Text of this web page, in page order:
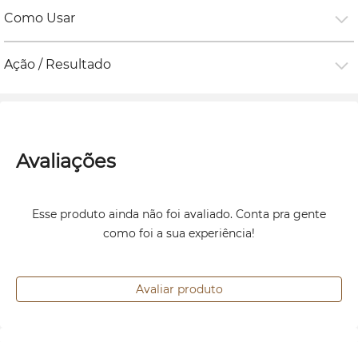
Como Usar
Ação / Resultado
Avaliações
Esse produto ainda não foi avaliado. Conta pra gente
como foi a sua experiência!
Avaliar produto